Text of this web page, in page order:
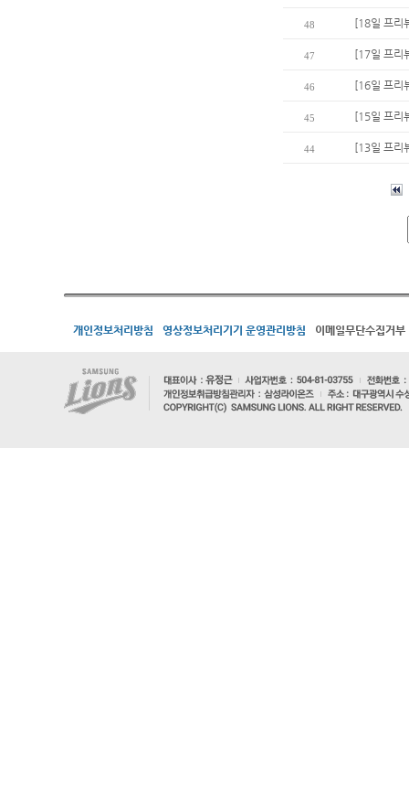
48 [18일 프리
47 [17일 프리
46 [16일 프리
45 [15일 프리
44 [13일 프리
개인정보처리방침 영상정보처리기기 운영관리방침 이메일무단수집거부